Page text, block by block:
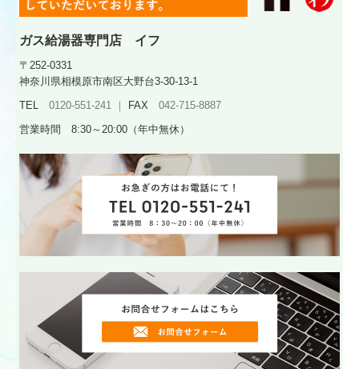
ガス給湯器専門店 イフ
〒252-0331
神奈川県相模原市南区大野台3-30-13-1
TEL0120‐551‐241 ｜ FAX042-715-8887
営業時間 8:30～20:00（年中無休）